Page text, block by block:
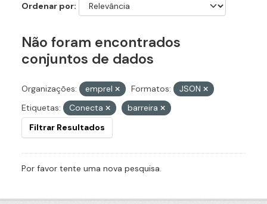
Ordenar por
Não foram encontrados
conjuntos de dados
Organizações: emprel Formatos:
JSON
Etiquetas:
Conecta
barreira
Filtrar Resultados
Por favor tente uma nova pesquisa.